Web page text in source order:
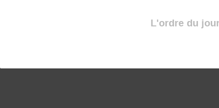
L'ordre du